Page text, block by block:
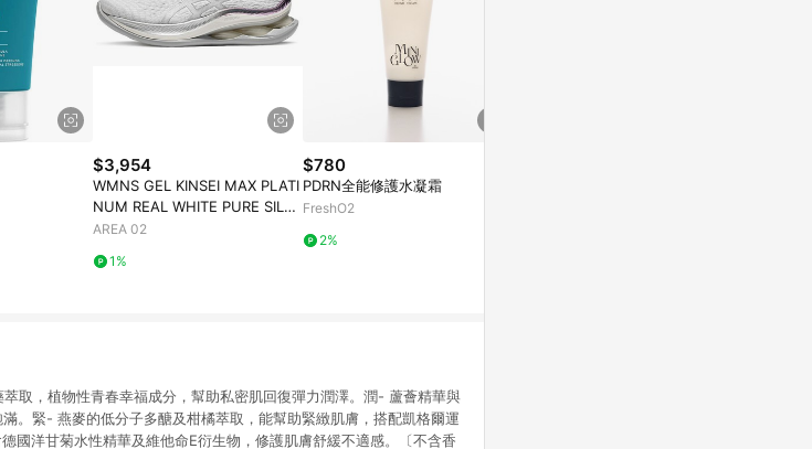
$3,954
WMNS GEL KINSEI MAX PLATI
NUM REAL WHITE PURE SILVE
R
AREA 02
1%
$780
PDRN全能修護水凝霜
FreshO2
2%
取，植物性青春幸福成分，幫助私密肌回復彈力潤澤。潤- 蘆薈精華與
。緊- 燕麥的低分子多醣及柑橘萃取，能幫助緊緻肌膚，搭配凱格爾運
洋甘菊水性精華及維他命E衍生物，修護肌膚舒緩不適感。〔不含香